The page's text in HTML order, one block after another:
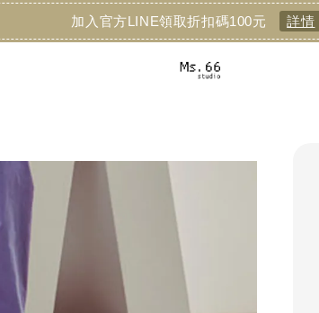
加入官方LINE領取折扣碼100元 詳情